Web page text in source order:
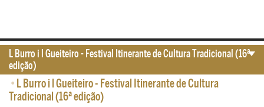
• L Burro i l Gueiteiro - Festival Itinerante de Cultura
Tradicional (16ª edição)
L Burro i l Gueiteiro - Festival Itinerante de Cultura Tradicional (16ª
edição)